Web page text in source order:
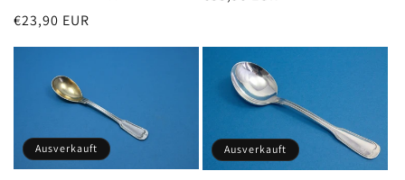
Normaler
€23,90 EUR
Ausverkauft Ausverkauft